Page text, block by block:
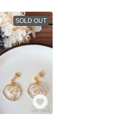
SOLD OUT